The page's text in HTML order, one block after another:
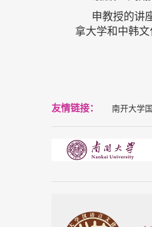
申教授的讲
拿大学和中韩
友情链接： 南开大学